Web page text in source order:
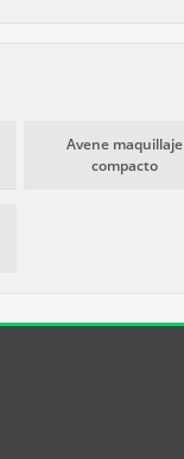
Avene maquillaje
compacto